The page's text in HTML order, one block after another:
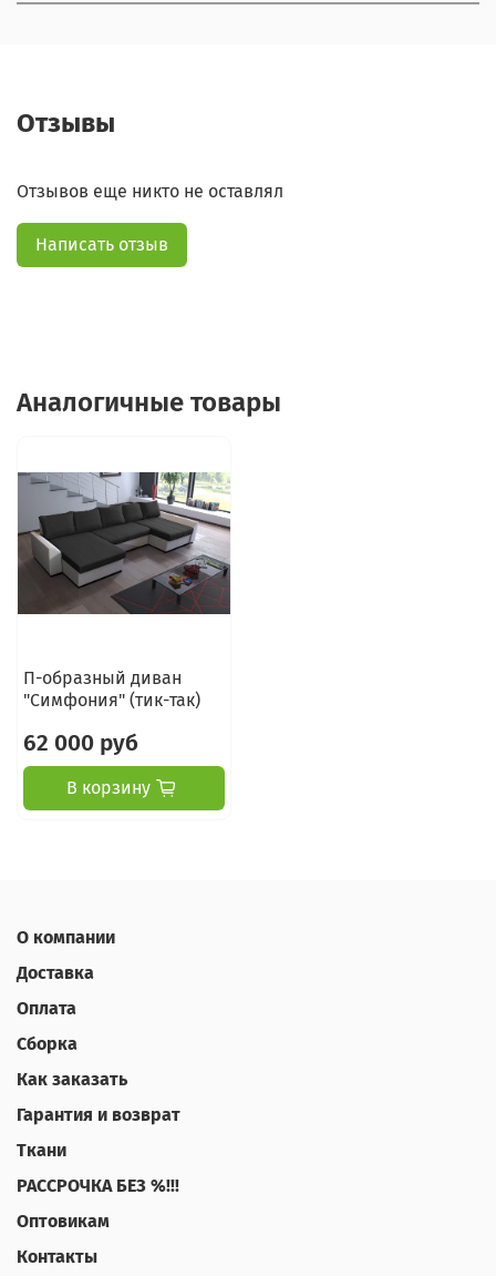
Отзывы
Отзывов еще никто не оставлял
Написать отзыв
Аналогичные товары
П-образный диван
"Симфония" (тик-так)
62 000 руб
В корзину
О компании
Доставка
Оплата
Сборка
Как заказать
Гарантия и возврат
Ткани
РАССРОЧКА БЕЗ %!!!
Оптовикам
Контакты